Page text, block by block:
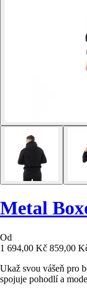
Metal
Od
1 694,00 Kč 859,00
Ukaž svou vášeň pro
spojuje pohodlí a